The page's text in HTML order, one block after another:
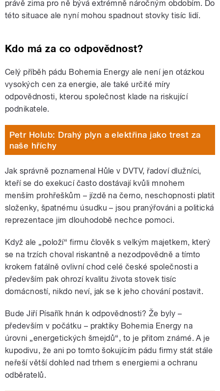
právě zima pro ně bývá extrémně náročným obdobím. Do
této situace ale nyní mohou spadnout stovky tisíc lidí.
Kdo má za co odpovědnost?
Celý příběh pádu Bohemia Energy ale není jen otázkou
vysokých cen za energie, ale také určité míry
odpovědnosti, kterou společnost klade na riskující
podnikatele.
Petr Holub: Drahý plyn a elektřina jako trest za
naše hříchy
Jak správně poznamenal Hůle v DVTV, řadoví dlužníci,
kteří se do exekucí často dostávají kvůli mnohem
menším prohřeškům – jízdě na černo, neschopnosti platit
složenky, špatnému úsudku – jsou pranýřováni a politická
reprezentace jim dlouhodobě nechce pomoci.
Když ale „položí“ firmu člověk s velkým majetkem, který
se na trzích choval riskantně a nezodpovědně a tímto
krokem fatálně ovlivní chod celé české společnosti a
především pak ohrozí kvalitu života stovek tisíc
domácností, nikdo neví, jak se k jeho chování postavit.
Bude Jiří Písařík hnán k odpovědnosti? Že byly –
především v počátku – praktiky Bohemia Energy na
úrovni „energetických šmejdů“, to je přitom známé. A je
kupodivu, že ani po tomto šokujícím pádu firmy stát stále
neřeší větší dohled nad trhem s energiemi a ochranu
odběratelů.